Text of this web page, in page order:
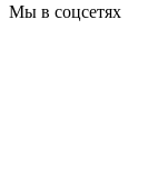
Мы в соцсетях